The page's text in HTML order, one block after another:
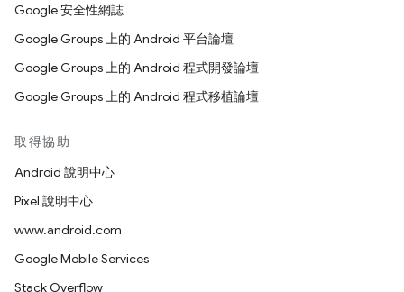
Google 安全性網誌
Google Groups 上的 Android 平台論壇
Google Groups 上的 Android 程式開發論壇
Google Groups 上的 Android 程式移植論壇
取得協助
Android 說明中心
Pixel 說明中心
www.android.com
Google Mobile Services
Stack Overflow